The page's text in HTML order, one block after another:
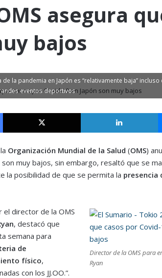
asegura
bajos
la pandemia en Japón es “relativamente baja”
eventos deportivos
Facebook X
Organización Mundial de la Salud (OMS)
muy bajos, sin embargo, resaltó que se
la posibilidad de que se permita la presencia
Director de la OMS para
Ryan
el director de la OMS
, destacó que
semana para
de
físico,
con los JJ.OO.”.